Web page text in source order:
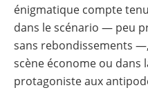
énigmatique compte
dans le scénario — peu
sans rebondissements
scène économe ou dans
protagoniste aux